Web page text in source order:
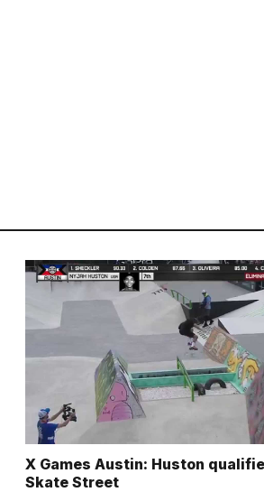
X Games Austin: Huston
Skate Street